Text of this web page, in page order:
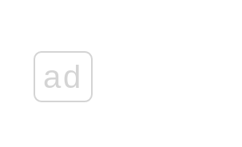
ad